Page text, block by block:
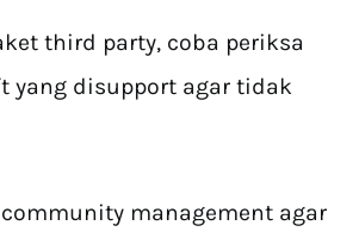
third party, coba periksa
yang disupport agar tidak
management agar